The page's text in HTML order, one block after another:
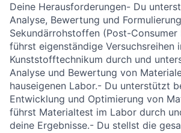
Deine Herausforderungen- Du
Analyse, Bewertung und
Sekundärrohstoffen (Post-Consumer
führst eigenständige Versuchsreihen
Kunststofftechnikum durch und
Analyse und Bewertung von
hauseigenen Labor.- Du unterstützt
Entwicklung und Optimierung von
führst Materialtest im Labor durch
deine Ergebnisse.- Du stellst die